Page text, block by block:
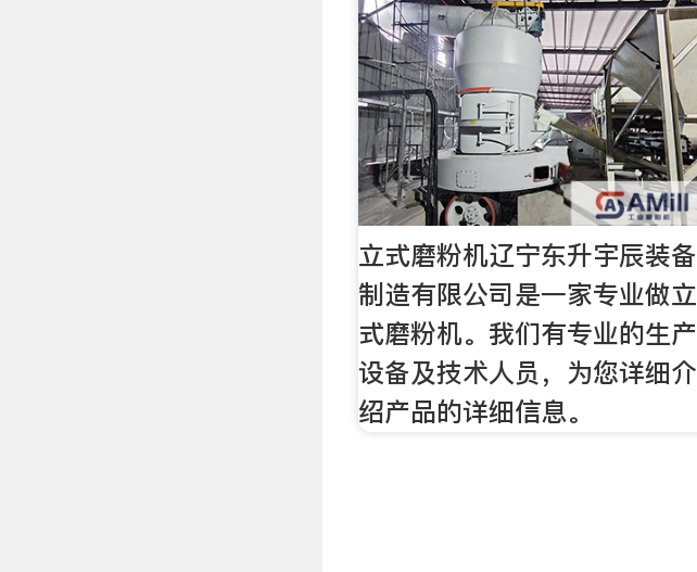
立式磨粉机辽宁东升宇辰装备
制造有限公司是一家专业做立
式磨粉机。我们有专业的生产
设备及技术人员，为您详细介
绍产品的详细信息。